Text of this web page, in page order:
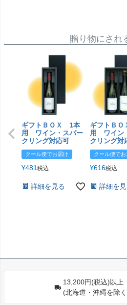
贈り物にされ
ギフトＢＯＸ 1本
用 ワイン・スパー
クリング対応可
クール便でお届け
¥481 税込
詳細を見る
ギフトＢ
用 ワイン
クリング対
クール便でお
¥616税込
詳細を見
13,200円(税込)以上
(北海道・沖縄を除